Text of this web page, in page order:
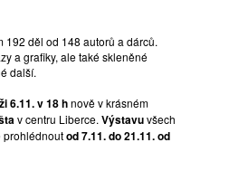
192 děl od 148 autorů a dárců.
a grafiky, ale také skleněné
další.
6.11. v 18 hnově v krásném
v centru Liberce. Výstavuvšech
prohlédnoutod 7.11. do 21.11. od